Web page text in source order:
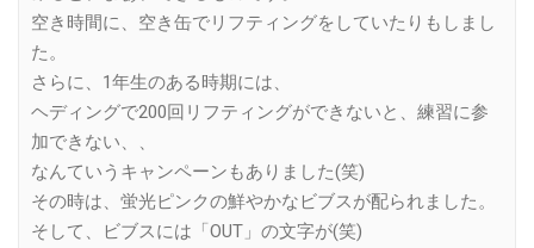
空き時間に、空き缶でリフティングをしていたりもしまし
た。
さらに、1年生のある時期には、
ヘディングで200回リフティングができないと、練習に参
加できない、、
なんていうキャンペーンもありました(笑)
その時は、蛍光ピンクの鮮やかなビブスが配られました。
そして、ビブスには「OUT」の文字が(笑)